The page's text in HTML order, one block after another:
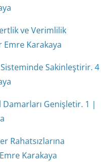
ve Verimlilik
Emre Karakaya
Sakinleştirir. 4
Damarları Genişletir. 1 |
Rahatsızlarına
Karakaya